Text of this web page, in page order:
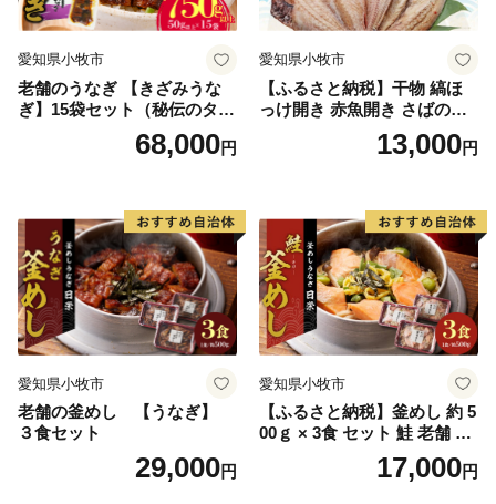
for mutual support in raising children”. and we are
sector.
The "En Musubi Project" that has been carried out in the
Transport and Tourism Award It has attracted the attention
愛知県小牧市
老舗のうなぎ 【きざみうな
ぎ】15袋セット（秘伝のタレ
68,000円
愛知県小牧市
【ふるさと納税】干物 縞ほ
っけ開き 赤魚開き さばの開
き 魚醤干し 3種 セット 詰め
合わせ 魚 おかず 肉厚 おいし
取り寄せグルメ 魚醤 ナンプ
ラー 愛知県 小牧市 冷凍 送料
無料
13,000円
愛知県小牧市
老舗の釜めし 【うなぎ】
３食セット
29,000円
愛知県小牧市
【ふるさと納税】釜めし 約 5
00ｇ × 3食 セット 鮭 老舗 急
速冷凍 レンチン 時短 簡単調
理 食品 加工品 海鮮 手作り
17,000円